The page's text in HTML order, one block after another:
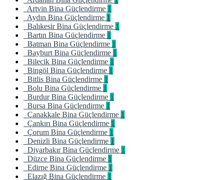
Artvin Bina Güçlendirme 1
Aydın Bina Güçlendirme 1
Balıkesir Bina Güçlendirme 1
Bartın Bina Güçlendirme 1
Batman Bina Güçlendirme 1
Bayburt Bina Güçlendirme 1
Bilecik Bina Güçlendirme 1
Bingöl Bina Güçlendirme 1
Bitlis Bina Güçlendirme 1
Bolu Bina Güçlendirme 1
Burdur Bina Güçlendirme 1
Bursa Bina Güçlendirme 1
Çanakkale Bina Güçlendirme 1
Çankırı Bina Güçlendirme 1
Çorum Bina Güçlendirme 1
Denizli Bina Güçlendirme 1
Diyarbakır Bina Güçlendirme 1
Düzce Bina Güçlendirme 1
Edirne Bina Güçlendirme 1
Elazığ Bina Güçlendirme 1